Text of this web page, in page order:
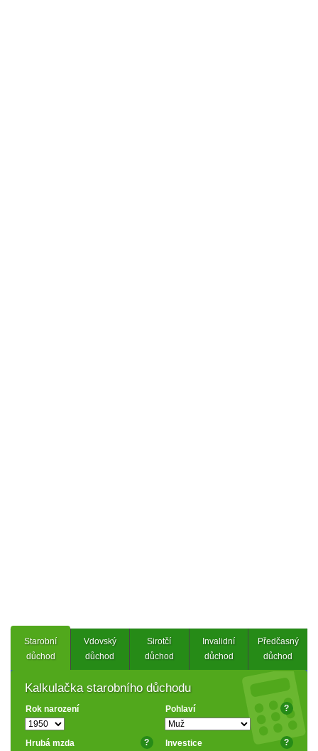
Starobní
důchod
Vdovský
důchod
Sirotčí
důchod
Invalidní
důchod
Předčasný
důchod
Kalkulačka starobního důchodu
Rok narození Pohlaví ?
Hrubá mzda ? Investice ?